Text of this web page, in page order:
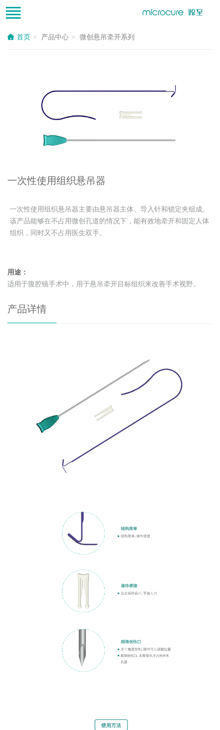
首页 产品中心 微创悬吊牵开系列
一次性使用组织悬吊器
一次性使用组织悬吊器主要由悬吊器主体、导入针和锁定夹组成。
该产品能够在不占用微创孔道的情况下，能有效地牵开和固定人体
组织，同时又不占用医生双手。
用途：
适用于腹腔镜手术中，用于悬吊牵开目标组织来改善手术视野。
产品详情